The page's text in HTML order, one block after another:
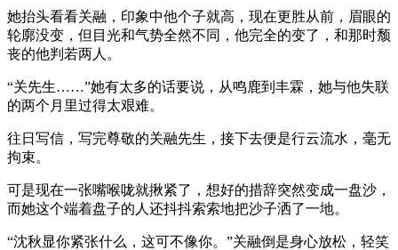
她抬头看看关融，印象中他个子就高，现在更胜从前，眉眼的
轮廓没变，但目光和气势全然不同，他完全的变了，和那时颓
丧的他判若两人。
“关先生……”她有太多的话要说，从鸣鹿到丰霖，她与他失联
的两个月里过得太艰难。
往日写信，写完尊敬的关融先生，接下去便是行云流水，毫无
拘束。
可是现在一张嘴喉咙就揪紧了，想好的措辞突然变成一盘沙，
而她这个端着盘子的人还抖抖索索地把沙子洒了一地。
“沈秋显你紧张什么，这可不像你。”关融倒是身心放松，轻笑